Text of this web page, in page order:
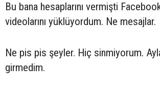
Bu bana hesaplarını vermişti
videolarını yüklüyordum. Ne mesajlar.
Ne pis pis şeyler. Hiç sinmiyorum.
girmedim.